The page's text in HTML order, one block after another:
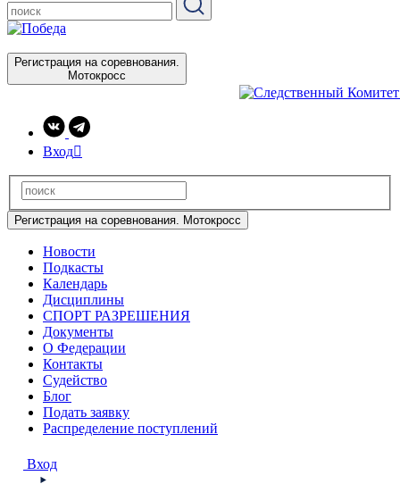
Регистрация на соревнования.
Мотокросс
Вход
Регистрация на соревнования. Мотокросс
Новости
Подкасты
Календарь
Дисциплины
СПОРТ РАЗРЕШЕНИЯ
Документы
О Федерации
Контакты
Судейство
Блог
Подать заявку
Распределение поступлений
Вход